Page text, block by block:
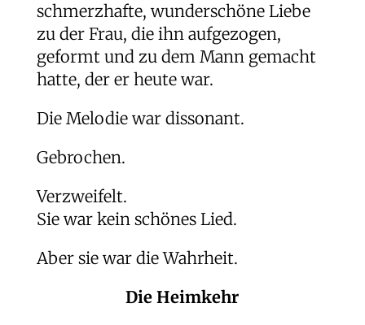
schmerzhafte, wunderschöne Liebe
zu der Frau, die ihn aufgezogen,
geformt und zu dem Mann gemacht
hatte, der er heute war.
Die Melodie war dissonant.
Gebrochen.
Verzweifelt.
Sie war kein schönes Lied.
Aber sie war die Wahrheit.
Die Heimkehr